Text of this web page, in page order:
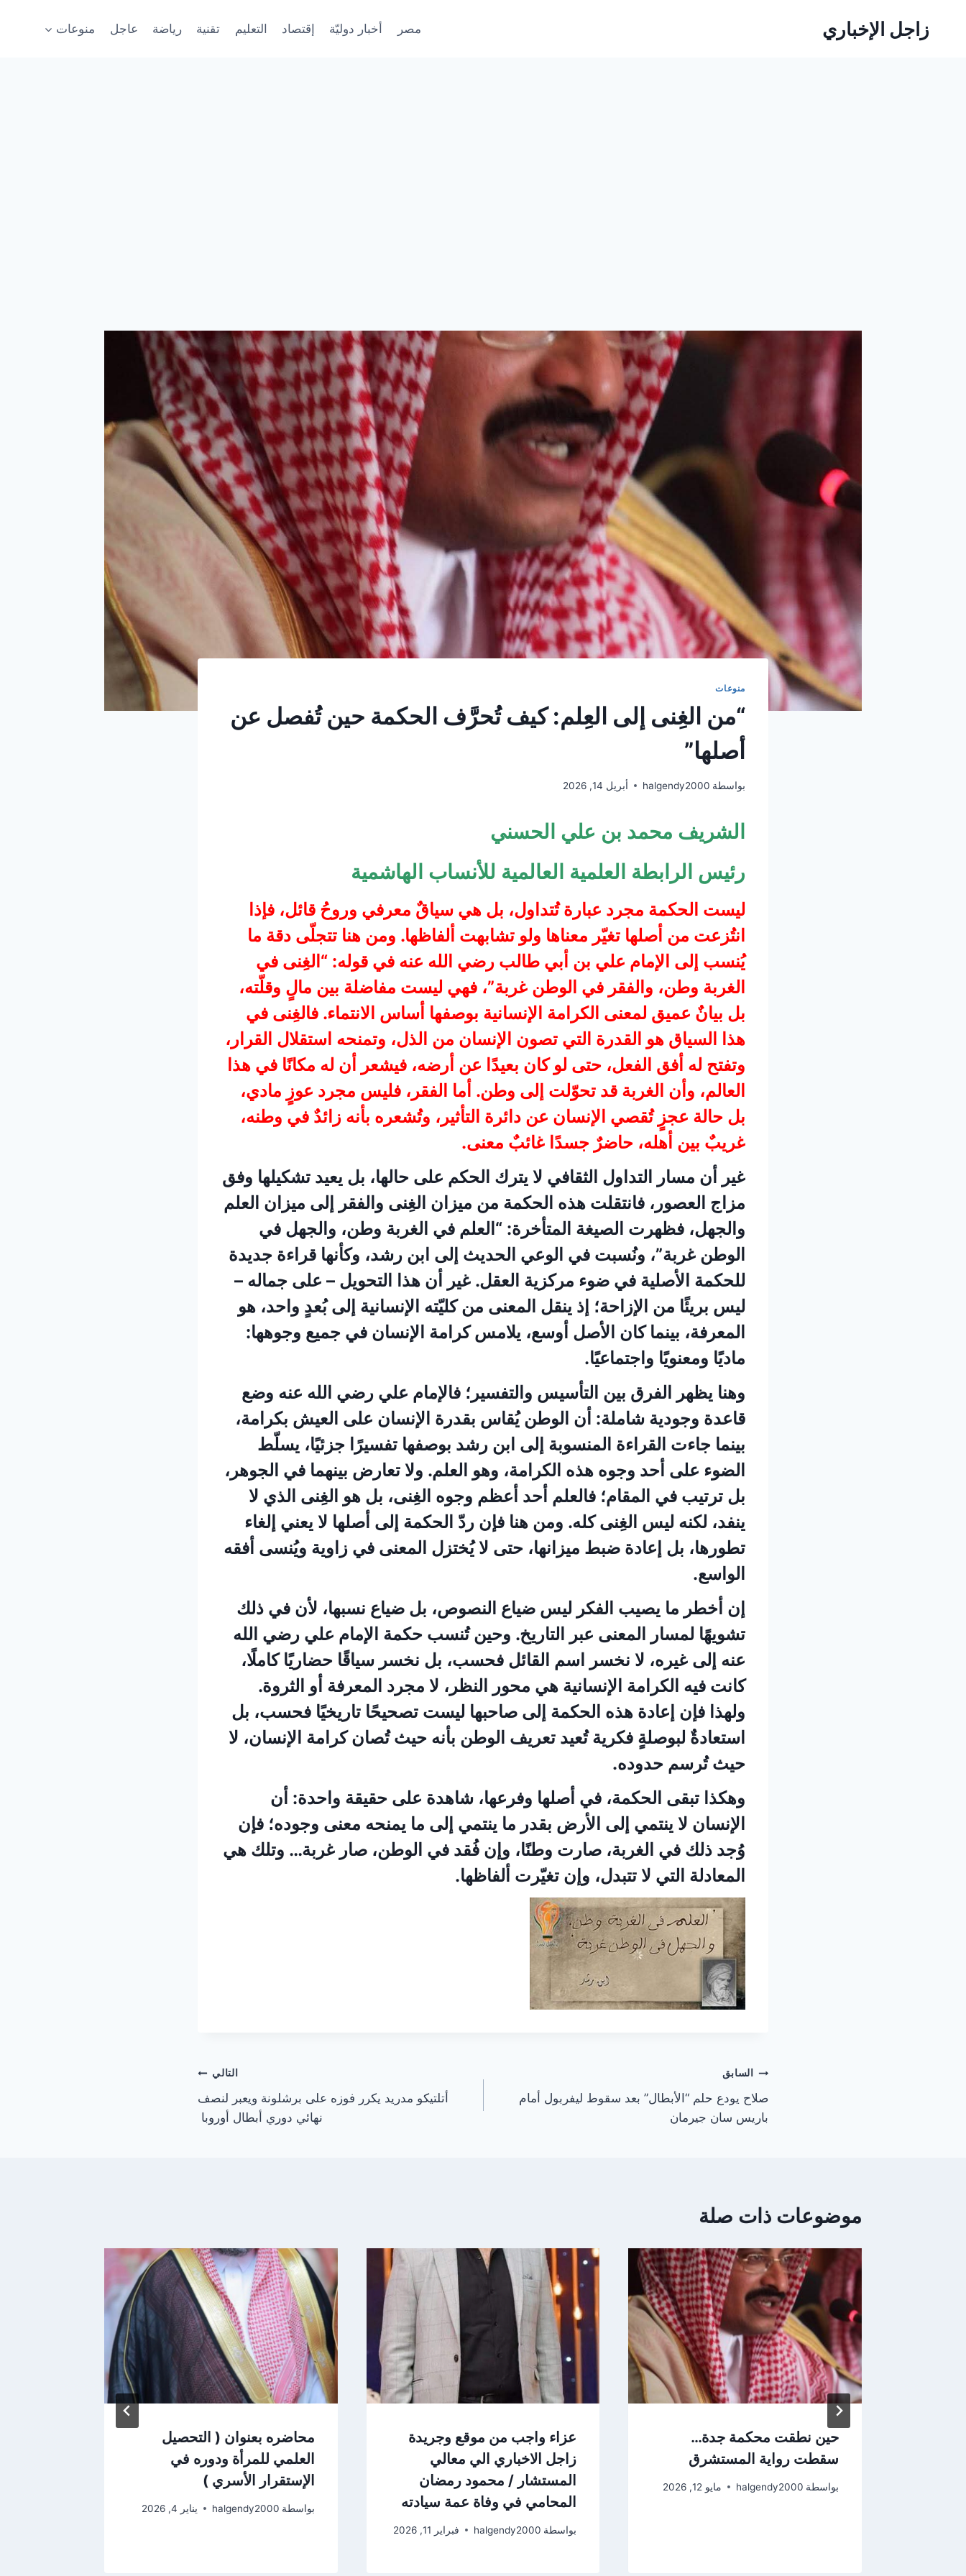
زاجل الإخباري مصر أخبار دوليّة إقتصاد التعليم تقنية رياضة عاجل منوعات
منوعات
“من الغِنى إلى العِلم: كيف تُحرَّف الحكمة حين تُفصل عن
أصلها”
بواسطة halgendy2000 أبريل 14, 2026
الشريف محمد بن علي الحسني
رئيس الرابطة العلمية العالمية للأنساب الهاشمية
ليست الحكمة مجرد عبارة تُتداول، بل هي سياقٌ معرفي وروحُ قائل، فإذا
انتُزعت من أصلها تغيّر معناها ولو تشابهت ألفاظها. ومن هنا تتجلّى دقة ما
يُنسب إلى الإمام علي بن أبي طالب رضي الله عنه في قوله: “الغِنى في
الغربة وطن، والفقر في الوطن غربة”، فهي ليست مفاضلة بين مالٍ وقلّته،
بل بيانٌ عميق لمعنى الكرامة الإنسانية بوصفها أساس الانتماء. فالغِنى في
هذا السياق هو القدرة التي تصون الإنسان من الذل، وتمنحه استقلال القرار،
وتفتح له أفق الفعل، حتى لو كان بعيدًا عن أرضه، فيشعر أن له مكانًا في هذا
العالم، وأن الغربة قد تحوّلت إلى وطن. أما الفقر، فليس مجرد عوزٍ مادي،
بل حالة عجزٍ تُقصي الإنسان عن دائرة التأثير، وتُشعره بأنه زائدٌ في وطنه،
غريبٌ بين أهله، حاضرٌ جسدًا غائبٌ معنى.
غير أن مسار التداول الثقافي لا يترك الحكم على حالها، بل يعيد تشكيلها وفق
مزاج العصور، فانتقلت هذه الحكمة من ميزان الغِنى والفقر إلى ميزان العلم
والجهل، فظهرت الصيغة المتأخرة: “العلم في الغربة وطن، والجهل في
الوطن غربة”، ونُسبت في الوعي الحديث إلى ابن رشد، وكأنها قراءة جديدة
للحكمة الأصلية في ضوء مركزية العقل. غير أن هذا التحويل – على جماله –
ليس بريئًا من الإزاحة؛ إذ ينقل المعنى من كليّته الإنسانية إلى بُعدٍ واحد، هو
المعرفة، بينما كان الأصل أوسع، يلامس كرامة الإنسان في جميع وجوهها:
ماديًا ومعنويًا واجتماعيًا.
وهنا يظهر الفرق بين التأسيس والتفسير؛ فالإمام علي رضي الله عنه وضع
قاعدة وجودية شاملة: أن الوطن يُقاس بقدرة الإنسان على العيش بكرامة،
بينما جاءت القراءة المنسوبة إلى ابن رشد بوصفها تفسيرًا جزئيًا، يسلّط
الضوء على أحد وجوه هذه الكرامة، وهو العلم. ولا تعارض بينهما في الجوهر،
بل ترتيب في المقام؛ فالعلم أحد أعظم وجوه الغِنى، بل هو الغِنى الذي لا
ينفد، لكنه ليس الغِنى كله. ومن هنا فإن ردّ الحكمة إلى أصلها لا يعني إلغاء
تطورها، بل إعادة ضبط ميزانها، حتى لا يُختزل المعنى في زاوية ويُنسى أفقه
الواسع.
إن أخطر ما يصيب الفكر ليس ضياع النصوص، بل ضياع نسبها، لأن في ذلك
تشويهًا لمسار المعنى عبر التاريخ. وحين تُنسب حكمة الإمام علي رضي الله
عنه إلى غيره، لا نخسر اسم القائل فحسب، بل نخسر سياقًا حضاريًا كاملًا،
كانت فيه الكرامة الإنسانية هي محور النظر، لا مجرد المعرفة أو الثروة.
ولهذا فإن إعادة هذه الحكمة إلى صاحبها ليست تصحيحًا تاريخيًا فحسب، بل
استعادةٌ لبوصلةٍ فكرية تُعيد تعريف الوطن بأنه حيث تُصان كرامة الإنسان، لا
حيث تُرسم حدوده.
وهكذا تبقى الحكمة، في أصلها وفرعها، شاهدة على حقيقة واحدة: أن
الإنسان لا ينتمي إلى الأرض بقدر ما ينتمي إلى ما يمنحه معنى وجوده؛ فإن
وُجد ذلك في الغربة، صارت وطنًا، وإن فُقد في الوطن، صار غربة… وتلك هي
المعادلة التي لا تتبدل، وإن تغيّرت ألفاظها.
تصفّح
المقالات
السابق
صلاح يودع حلم “الأبطال” بعد سقوط ليفربول أمام
باريس سان جيرمان
التالي
أتلتيكو مدريد يكرر فوزه على برشلونة ويعبر لنصف
نهائي دوري أبطال أوروبا
موضوعات ذات صلة
حين نطقت محكمة جدة…
سقطت رواية المستشرق
بواسطة halgendy2000 مايو 12, 2026
عزاء واجب من موقع وجريدة
زاجل الاخباري الي معالي
المستشار / محمود رمضان
المحامي في وفاة عمة سيادته
بواسطة halgendy2000 فبراير 11, 2026
محاضره بعنوان ( التحصيل
العلمي للمرأة ودوره في
الإستقرار الأسري )
بواسطة halgendy2000 يناير 4, 2026